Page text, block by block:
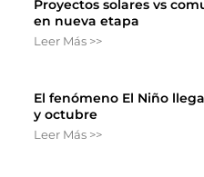
Proyectos solares vs
en nueva etapa
Leer Más >>
El fenómeno El Niño
y octubre
Leer Más >>